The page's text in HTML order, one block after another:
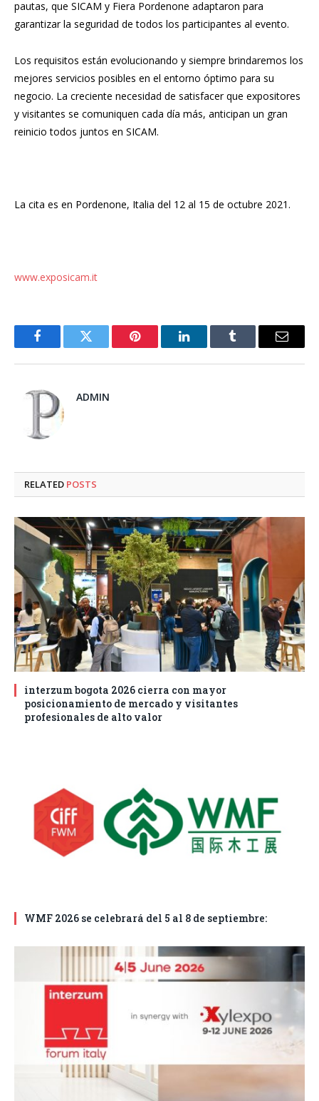
pautas, que SICAM y Fiera Pordenone adaptaron para
garantizar la seguridad de todos los participantes al evento.
Los requisitos están evolucionando y siempre brindaremos los
mejores servicios posibles en el entorno óptimo para su
negocio. La creciente necesidad de satisfacer que expositores
y visitantes se comuniquen cada día más, anticipan un gran
reinicio todos juntos en SICAM.
La cita es en Pordenone, Italia del 12 al 15 de octubre 2021.
www.exposicam.it
FacebookTwitter Pinterest LinkedInTumblr Email
ADMIN
RELATED POSTS
interzum bogota 2026 cierra con mayor
posicionamiento de mercado y visitantes
profesionales de alto valor
WMF 2026 se celebrará del 5 al 8 de septiembre: